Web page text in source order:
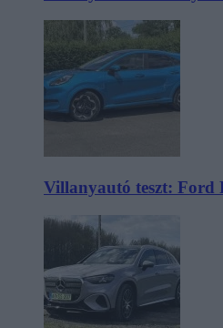
Villanyautó teszt: Ford